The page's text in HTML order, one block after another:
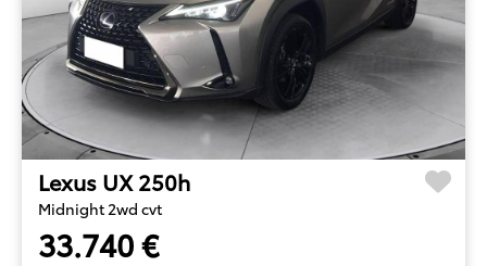
Lexus UX 250h
Midnight 2wd cvt
33.740 €